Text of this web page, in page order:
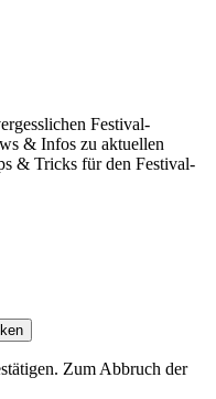
Festival-
& Infos zu aktuellen
& Tricks für den Festival-
Zum Abbruch der